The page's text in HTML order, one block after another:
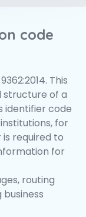
code
This
structure of a
identifier code
for
required to
for
routing